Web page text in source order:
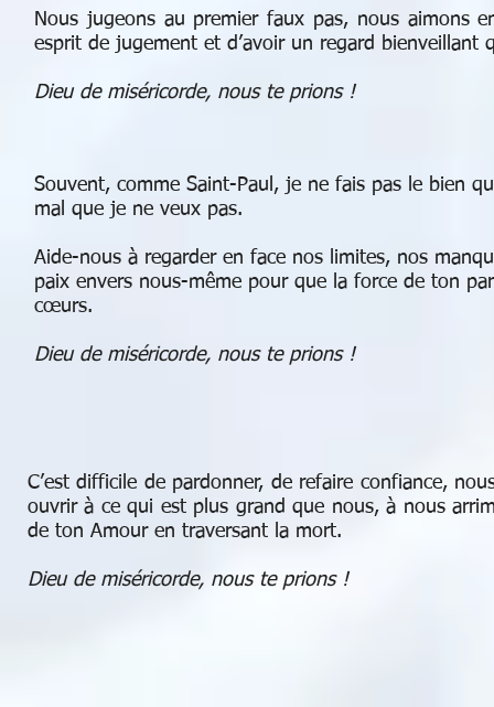
Nous jugeons au premier faux pas, nous aimons
esprit de jugement et d’avoir un regard bienveillant
Dieu de miséricorde, nous te prions !
Souvent, comme Saint-Paul, je ne fais pas le bien
mal que je ne veux pas.
Aide-nous à regarder en face nos limites, nos
paix envers nous-même pour que la force de ton
cœurs.
Dieu de miséricorde, nous te prions !
C’est difficile de pardonner, de refaire confiance,
ouvrir à ce qui est plus grand que nous, à nous
de ton Amour en traversant la mort.
Dieu de miséricorde, nous te prions !